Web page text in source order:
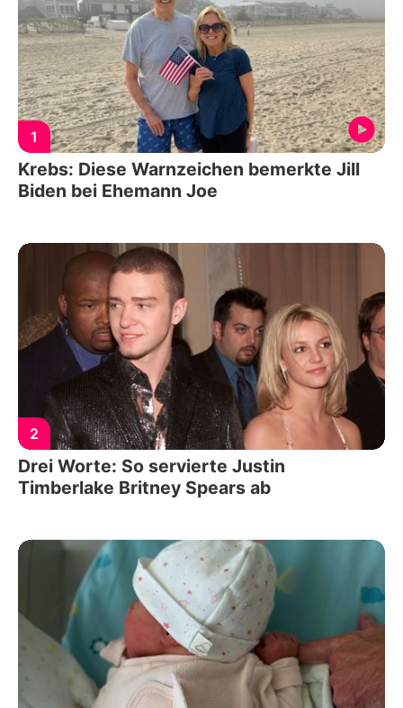
1
Krebs: Diese Warnzeichen bemerkte Jill
Biden bei Ehemann Joe
2
Drei Worte: So servierte Justin
Timberlake Britney Spears ab